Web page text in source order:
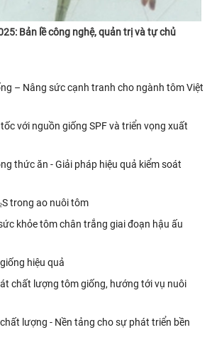
Bản lề công nghệ, quản trị và tự chủ
– Nâng sức cạnh tranh cho ngành tôm Việt
với nguồn giống SPF và triển vọng xuất
thức ăn - Giải pháp hiệu quả kiểm soát
trong ao nuôi tôm
khỏe tôm chân trắng giai đoạn hậu ấu
hiệu quả
chất lượng tôm giống, hướng tới vụ nuôi
lượng - Nền tảng cho sự phát triển bền